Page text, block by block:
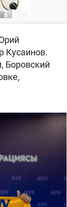
Кусаинов.
Боровский